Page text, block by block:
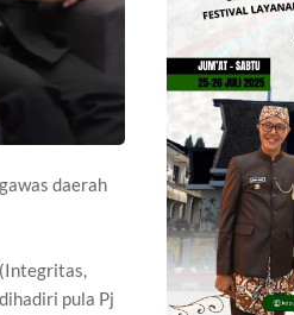
daerah
pula Pj